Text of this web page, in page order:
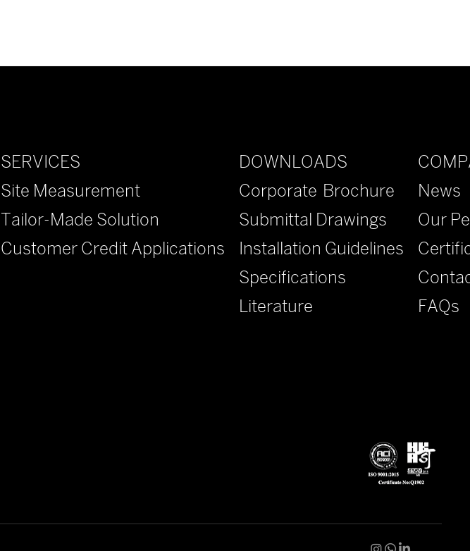
News
Our
FAQs
SERVICES
Site Measurement
Tailor-Made Solution
Customer Credit Applications
DOWNLOADS
Corporate Brochure
Submittal Drawings
Installation Guidelines
Specifications
Literature